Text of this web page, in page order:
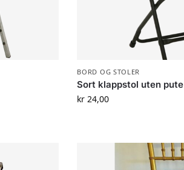
BORD OG STOLER
Sort klappstol uten pute
kr 24,00